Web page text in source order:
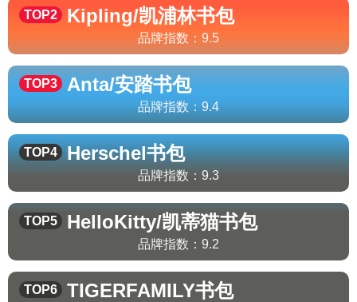
TOP2 Kipling/凯浦林书包
品牌指数： 9.5
TOP3 Anta/安踏书包
品牌指数： 9.4
TOP4 Herschel书包
品牌指数： 9.3
TOP5 HelloKitty/凯蒂猫书包
品牌指数： 9.2
TOP6 TIGERFAMILY书包